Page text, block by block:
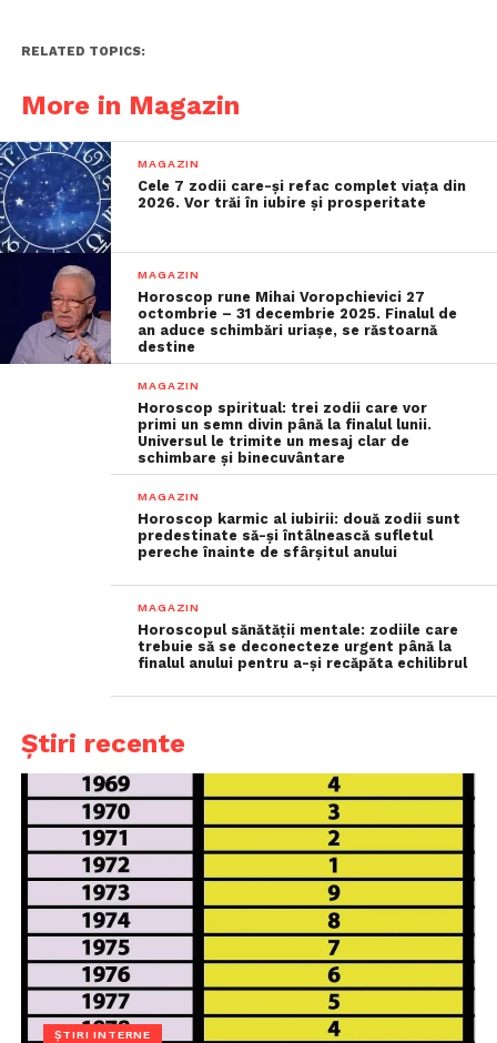
RELATED TOPICS:
More in Magazin
MAGAZIN
Cele 7 zodii care-și refac complet viața din
2026. Vor trăi în iubire și prosperitate
MAGAZIN
Horoscop rune Mihai Voropchievici 27
octombrie – 31 decembrie 2025. Finalul de
an aduce schimbări uriașe, se răstoarnă
destine
MAGAZIN
Horoscop spiritual: trei zodii care vor
primi un semn divin până la finalul lunii.
Universul le trimite un mesaj clar de
schimbare și binecuvântare
MAGAZIN
Horoscop karmic al iubirii: două zodii sunt
predestinate să-și întâlnească sufletul
pereche înainte de sfârșitul anului
MAGAZIN
Horoscopul sănătății mentale: zodiile care
trebuie să se deconecteze urgent până la
finalul anului pentru a-și recăpăta echilibrul
Știri recente
ȘTIRI INTERNE